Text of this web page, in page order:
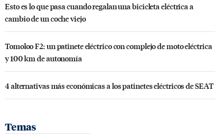
Esto es lo que pasa cuando regalan una bicicleta eléctrica a
cambio de un coche viejo
Tomoloo F2: un patinete eléctrico con complejo de moto eléctrica
y 100 km de autonomía
4 alternativas más económicas a los patinetes eléctricos de SEAT
Temas